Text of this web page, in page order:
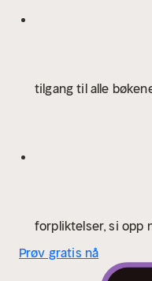
klokken for å finne
Reviews «Wow! Jeg
måtte vite hva som
Blog «Setter klørne i
tilgang til alle
forpliktelser, si opp
Prøv gratis nå